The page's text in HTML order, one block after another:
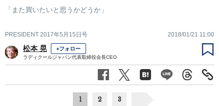
「また買いたいと思うかどうか」
PRESIDENT 2017年5月15日号 2018/01/21 11:00
松本 晃 +フォロー
ラディクールジャパン代表取締役会長CEO
1 2 3